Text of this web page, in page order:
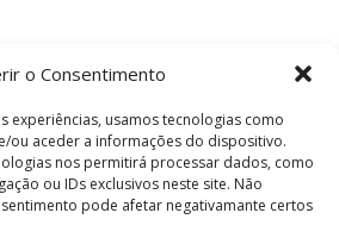
o Consentimento
experiências, usamos tecnologias como
ou aceder a informações do dispositivo.
nos permitirá processar dados, como
ou IDs exclusivos neste site. Não
pode afetar negativamante certos